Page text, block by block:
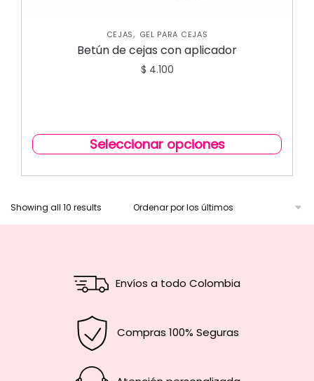
CEJAS, GEL PARA CEJAS
Betún de cejas con aplicador
$ 4.100
Seleccionar opciones
Showing all 10 results
Envíos a todo Colombia
Compras 100% Seguras